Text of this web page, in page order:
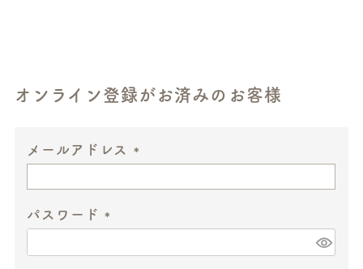
オンライン登録がお済みのお客様
メールアドレス
パスワード
必